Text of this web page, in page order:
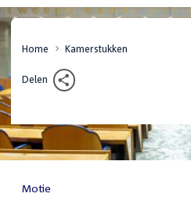
Home Kamerstukken
Delen
Motie